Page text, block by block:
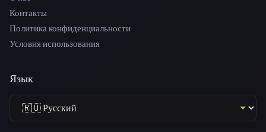
Контакты
Политика конфиденциальности
Условия использования
Язык